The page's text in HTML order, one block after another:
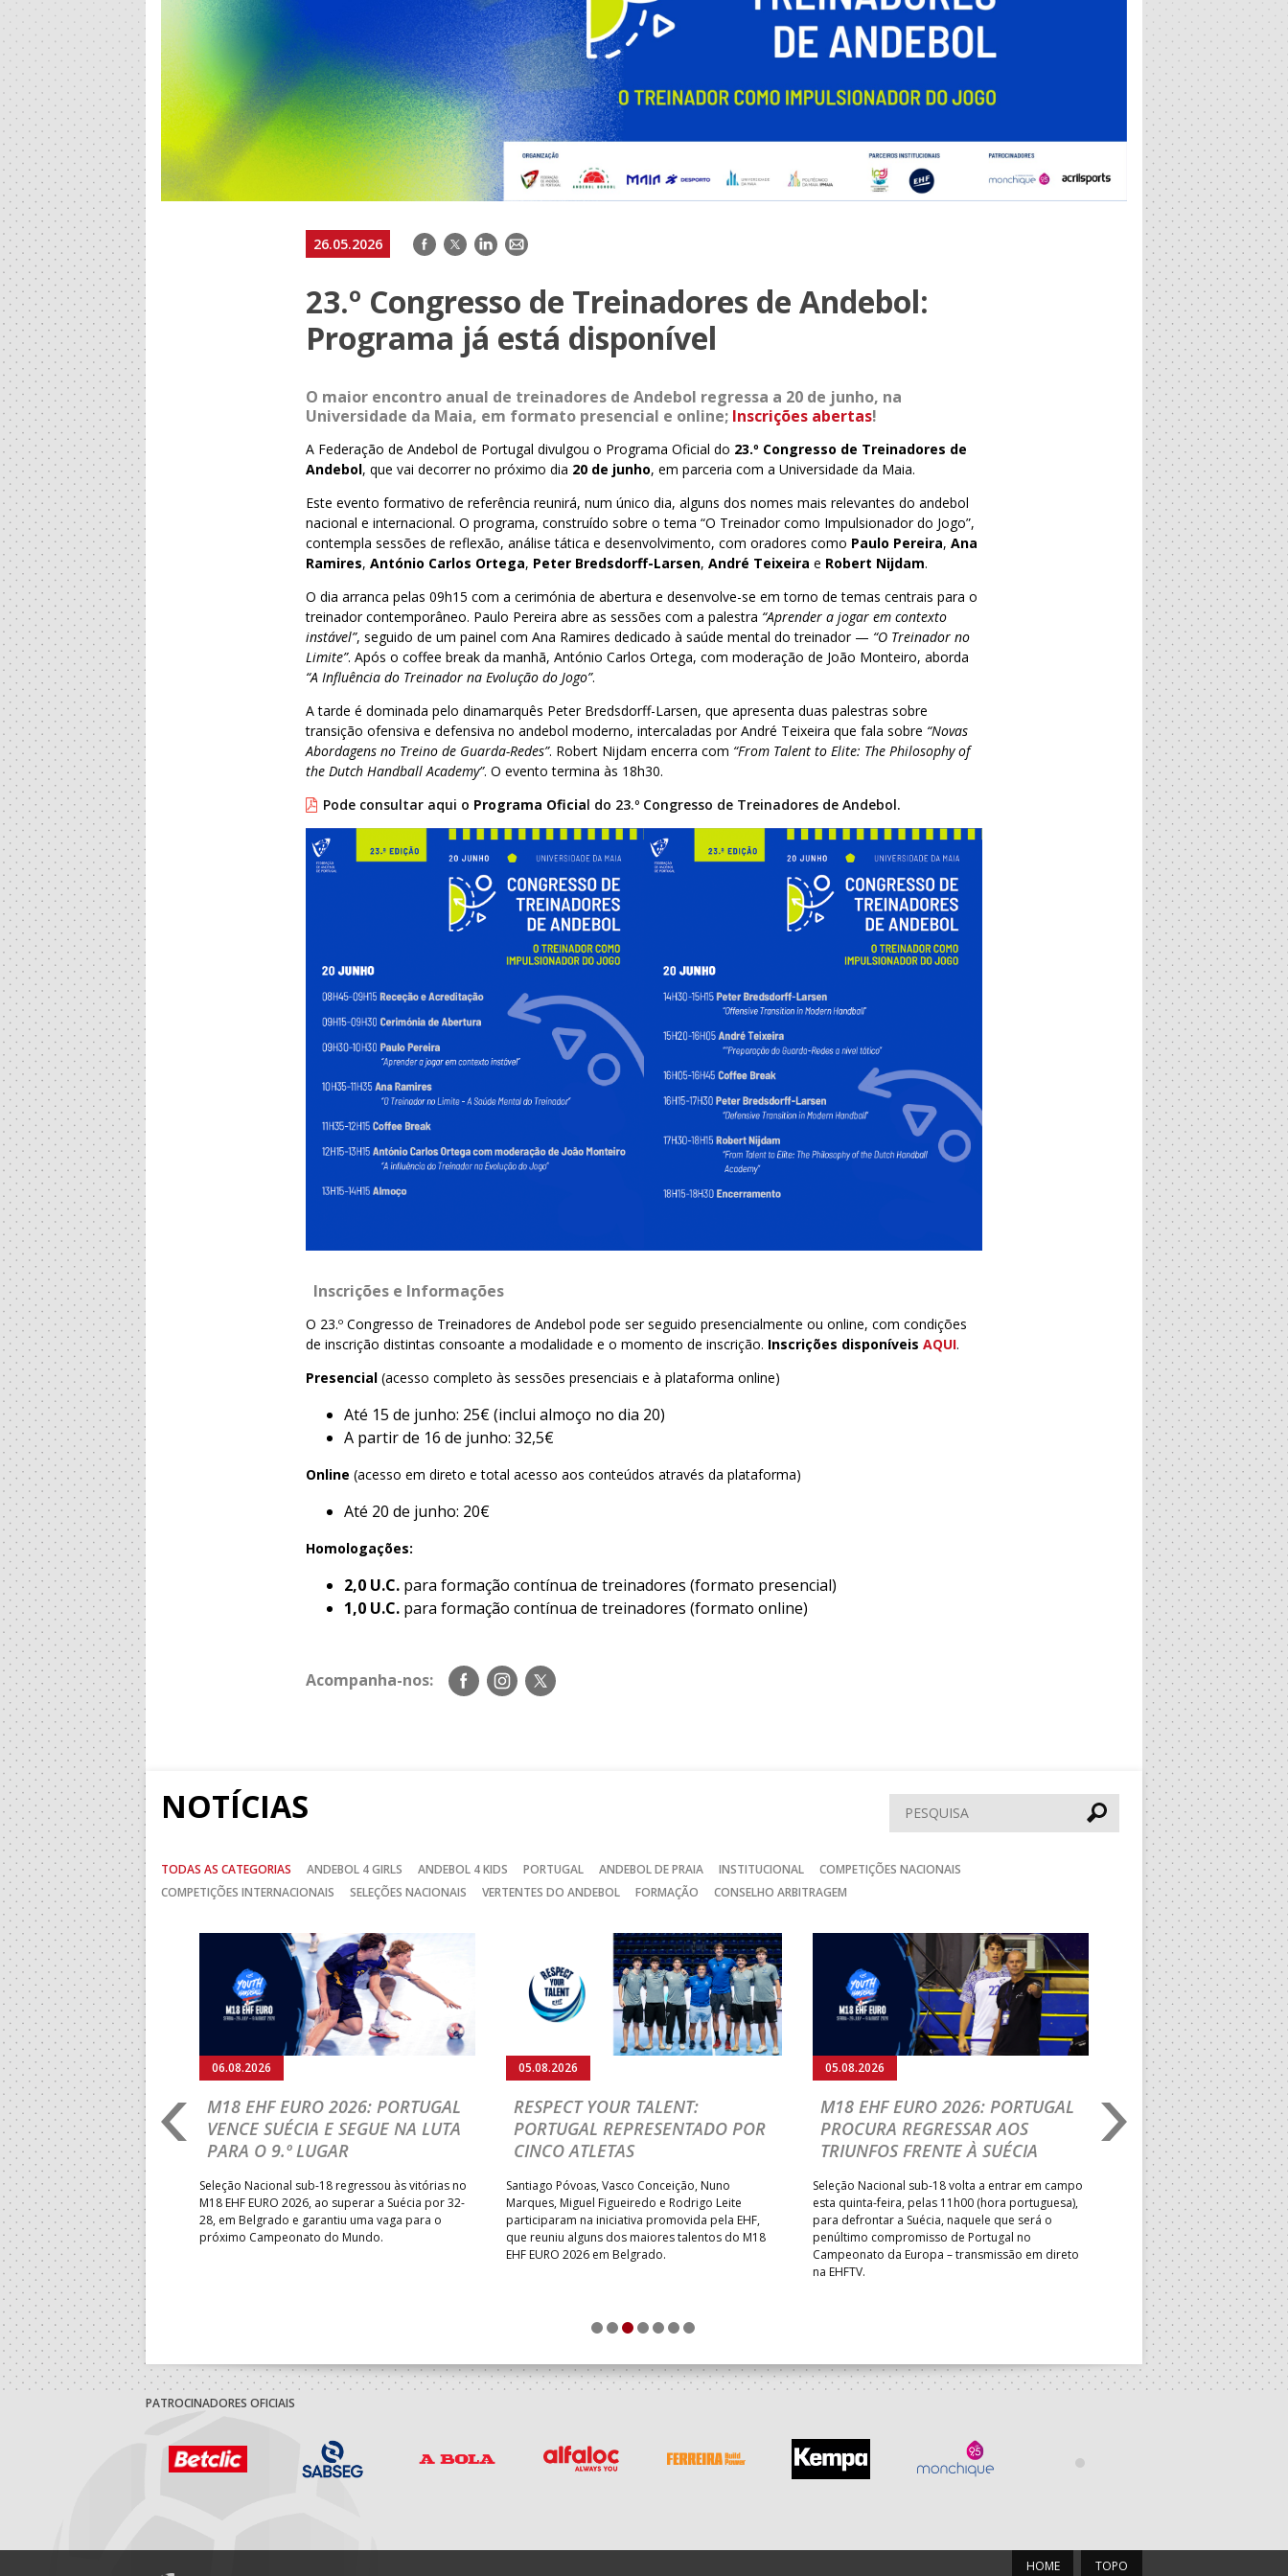
26.05.2026 Facebook
TwitterLinkedIn
E-
23.º Congresso de Treinadores de Andebol:
Programa já está disponível
O maior encontro anual de treinadores de Andebol regressa a 20 de junho, na
Universidade da Maia, em formato presencial e online; Inscrições abertas!
A Federação de Andebol de Portugal divulgou o Programa Oficial do 23.º Congresso de Treinadores de
Andebol, que vai decorrer no próximo dia 20 de junho, em parceria com a Universidade da Maia.
Este evento formativo de referência reunirá, num único dia, alguns dos nomes mais relevantes do andebol
nacional e internacional. O programa, construído sobre o tema “O Treinador como Impulsionador do Jogo”,
contempla sessões de reflexão, análise tática e desenvolvimento, com oradores como Paulo Pereira,Ana
Ramires,António Carlos Ortega, Peter Bredsdorff-Larsen,André Teixeira e Robert Nijdam.
O dia arranca pelas 09h15 com a cerimónia de abertura e desenvolve-se em torno de temas centrais para o
treinador contemporâneo. Paulo Pereira abre as sessões com a palestra “Aprender a jogar em contexto
instável”, seguido de um painel com Ana Ramires dedicado à saúde mental do treinador — “O Treinador no
Limite”. Após o coffee break da manhã, António Carlos Ortega, com moderação de João Monteiro, aborda
“A Influência do Treinador na Evolução do Jogo”.
A tarde é dominada pelo dinamarquês Peter Bredsdorff-Larsen, que apresenta duas palestras sobre
transição ofensiva e defensiva no andebol moderno, intercaladas por André Teixeira que fala sobre “Novas
Abordagens no Treino de Guarda-Redes”. Robert Nijdam encerra com “From Talent to Elite: The Philosophy of
the Dutch Handball Academy”. O evento termina às 18h30.
Pode consultar aqui o Programa Oficial do 23.º Congresso de Treinadores de Andebol.
Inscrições e Informações
O 23.º Congresso de Treinadores de Andebol pode ser seguido presencialmente ou online, com condições
de inscrição distintas consoante a modalidade e o momento de inscrição. Inscrições disponíveisAQUI.
Presencial (acesso completo às sessões presenciais e à plataforma online)
Até 15 de junho: 25€ (inclui almoço no dia 20)
A partir de 16 de junho: 32,5€
Online (acesso em direto e total acesso aos conteúdos através da plataforma)
Até 20 de junho: 20€
Homologações:
2,0 U.C. para formação contínua de treinadores (formato presencial)
1,0 U.C. para formação contínua de treinadores (formato online)
Acompanha-nos:
Siga-
nos
Siga-
nos
Siga-
nos
NOTÍCIAS Pesquisar
TODAS AS CATEGORIAS ANDEBOL 4 GIRLS ANDEBOL 4 KIDS PORTUGAL ANDEBOL DE PRAIA INSTITUCIONAL
COMPETIÇÕES NACIONAIS
COMPETIÇÕES INTERNACIONAIS
SELEÇÕES NACIONAIS VERTENTES DO ANDEBOL FORMAÇÃO CONSELHO ARBITRAGEM
CHAMPIONSHIP:
PARA A EQUIPA
o Brasil, em Ramnicu
apuramento dos lugares 17
confortável das jogadoras
06.08.2026
M18 EHF EURO 2026: PORTUGAL
VENCE SUÉCIA E SEGUE NA LUTA
PARA O 9.º LUGAR
Seleção Nacional sub-18 regressou às vitórias no
M18 EHF EURO 2026, ao superar a Suécia por 32-
28, em Belgrado e garantiu uma vaga para o
próximo Campeonato do Mundo.
05.08.2026
RESPECT YOUR TALENT:
PORTUGAL REPRESENTADO POR
CINCO ATLETAS
Santiago Póvoas, Vasco Conceição, Nuno
Marques, Miguel Figueiredo e Rodrigo Leite
participaram na iniciativa promovida pela EHF,
que reuniu alguns dos maiores talentos do M18
EHF EURO 2026 em Belgrado.
05.08.2026
M18 EHF EURO 2026: PORTUGAL
PROCURA REGRESSAR AOS
TRIUNFOS FRENTE À SUÉCIA
Seleção Nacional sub-18 volta a entrar em campo
esta quinta-feira, pelas 11h00 (hora portuguesa),
para defrontar a Suécia, naquele que será o
penúltimo compromisso de Portugal no
Campeonato da Europa – transmissão em direto
na EHFTV.
05.08.2026
IHF W18 WORLD
BRASIL É O
ADVERSÁRIO DA
ELIMINAR DA
Depois do primeiro lugar na
President’s Cup, Portugal
Brasil, esta quinta-feira, no
Jogos de Apuramento entre o
Campeonato do Mundo sub-
Seguinte
1 2 3 4 5 6 7
PATROCINADORES OFICIAIS
TOPO
HOME